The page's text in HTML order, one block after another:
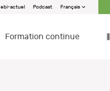
ebi-actuel Podcast Français
Formation continue